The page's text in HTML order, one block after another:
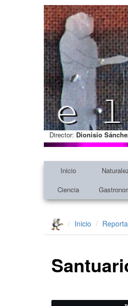
Director: Dionisio
Inicio
Ciencia
Inicio